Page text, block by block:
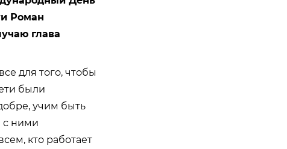
Роман
глава
для того, чтобы
были
учим быть
с ними
кто работает